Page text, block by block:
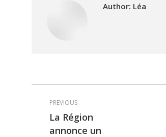
Author: Léa
Post
navigation
PREVIOUS
La Région
annonce un